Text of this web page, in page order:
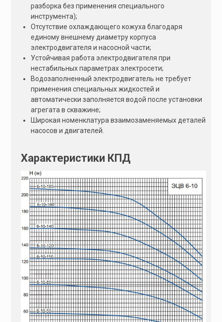
разборка без применения специального
инструмента);
Отсутствие охлаждающего кожуха благодаря
единому внешнему диаметру корпуса
электродвигателя и насосной части;
Устойчивая работа электродвигателя при
нестабильных параметрах электросети;
Водозаполненный электродвигатель не требует
применения специальных жидкостей и
автоматически заполняется водой после установки
агрегата в скважине;
Широкая номенклатура взаимозаменяемых деталей
насосов и двигателей.
Характеристики КПД